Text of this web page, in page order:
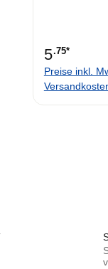
5.75*
Preise inkl.